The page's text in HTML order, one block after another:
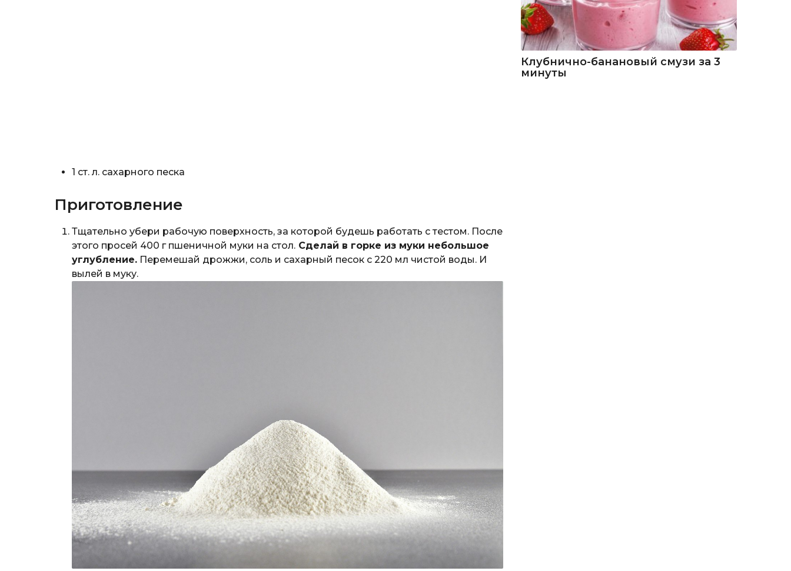
1 ст. л. сахарного песка
Приготовление
Тщательно убери рабочую поверхность, за которой будешь работать с тестом. После
этого просей 400 г пшеничной муки на стол. Сделай в горке из муки небольшое
углубление. Перемешай дрожжи, соль и сахарный песок с 220 мл чистой воды. И
вылей в муку.
Клубнично-банановый смузи за 3
минуты